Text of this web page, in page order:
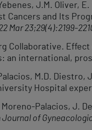
J.M. Oliver,
Cancers and Its
Mar 23;29(4):2199-
Collaborative.
an international,
M.D. Diestro,
Hospital
Moreno-Palacios, J.
Journal of